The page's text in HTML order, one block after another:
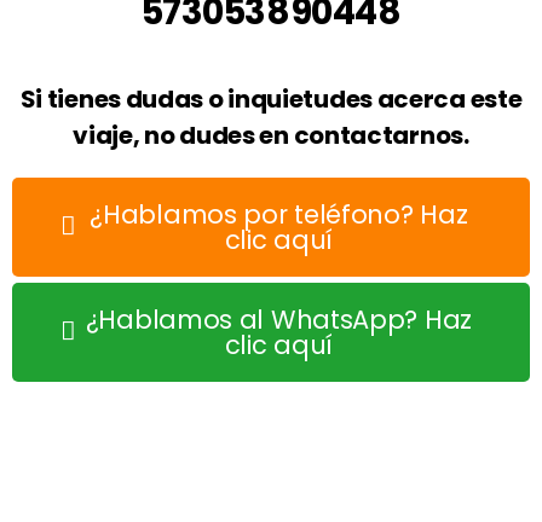
573053890448
Si tienes dudas o inquietudes acerca este
viaje, no dudes en contactarnos.
¿Hablamos por teléfono? Haz
clic aquí
¿Hablamos al WhatsApp? Haz
clic aquí